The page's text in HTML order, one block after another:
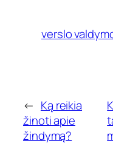
verslo
← Ką reikia
žinoti apie
žindymą?